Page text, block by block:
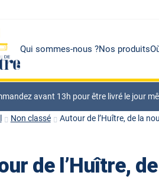
avant 13h pour être livré le jour
Qui sommes-nous ?Nos produits
Non classé Autour de l’Huître, de la
de l’Huître,